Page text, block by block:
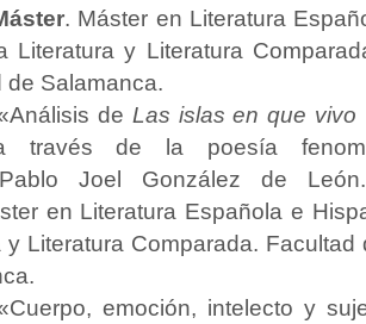
. Máster en Literatura
Literatura y Literatura
de Salamanca.
de Las islas en que vivo
través de la poesía
Pablo Joel González de
en Literatura Española e
y Literatura Comparada.
emoción, intelecto y